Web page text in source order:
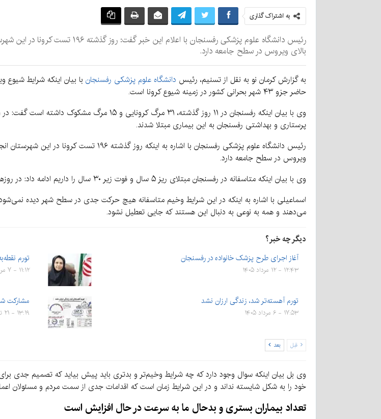
به اشتراک گذاری
بالای ویروس در سطح جامعه دارد.
به گزارش کرمان نو به نقل از تسنیم، رئیس دانشگاه علوم پزشکی رفسنجان با بیان اینکه شرایط
حاضر جزو ۴۳ شهر بحرانی کشور در زمینه شیوع کرونا است.
پرستاری و بهداشتی رفسنجان به این بیماری مبتلا شدند.
ویروس در سطح جامعه دارد.
وی با بیان اینکه متاسفانه در رفسنجان مبتلای ریز ۵ سال و فوت زیر ۳۰ سال را داریم ادامه داد: در روزهای گذشته
اسماعیلی با اشاره به اینکه در این شرایط وخیم متاسفانه هیچ حرکت جدی در سطح شهر دیده نمی‌شود
می‌دهند و همه به نوعی به دنبال این هستند که جایی تعطیل نشود.
دیگر چه خبر؟
آغاز اجرای طرح پزشک خانواده در رفسنجان
۱۲:۴۳ - ۱۲ مرداد ۱۴۰۵
تورم
۱۱:۱۲ - ۷ مرداد ۱۴۰۵
تورم آهسته‌تر شد، زندگی ارزان نشد
۱۷:۵۳ - ۶ مرداد ۱۴۰۵
مشارکت
۱۳:۱۹ - ۲۱ تیر ۱۴۰۵
قبل بعد
وی بل بیان اینکه سوال وجود دارد که چه شرایط وخیم‌تر و بدتری باید پیش بیاید که تصمیم جدی
خود را به شکل شایسته نداند و در این شرایط زمان است که اقدامات جدی از سمت مردم و مسئولان
تعداد بیماران بستری و بدحال ما به سرعت در حال افزایش است